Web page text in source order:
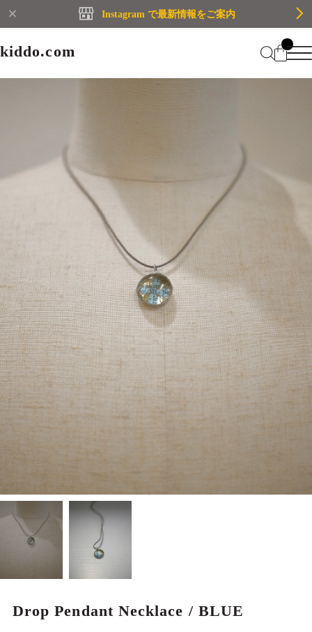
Instagram で最新情報をご案内
kiddo.com
kiddo.com
CATEGORY
WOMEN
BRAND
WOMEN
MEN
Membership
Login
Information
プライバシーポリシー
特定商取引法に基づく表記
会員規約
Drop Pendant Necklace / BLUE